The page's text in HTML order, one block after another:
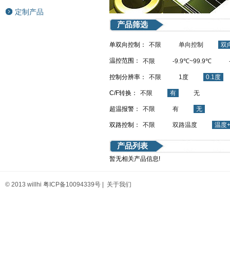
定制产品
产品筛选
单双向控制： 不限 单向控制 双
温控范围： 不限 -9.9℃~99.9℃
控制分辨率： 不限 1度 0.1度
C/F转换： 不限 有 无
超温报警： 不限 有 无
双路控制： 不限 双路温度 温度
产品列表
暂无相关产品信息!
© 2013 willhi 粤ICP备10094339号 关于我们